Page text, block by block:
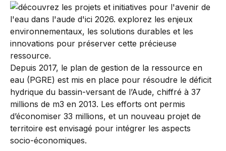
Depuis 2017, le plan de gestion de la ressource en
eau (PGRE) est mis en place pour résoudre le déficit
hydrique du bassin-versant de l’Aude, chiffré à 37
millions de m3 en 2013. Les efforts ont permis
d’économiser 33 millions, et un nouveau projet de
territoire est envisagé pour intégrer les aspects
socio-économiques.